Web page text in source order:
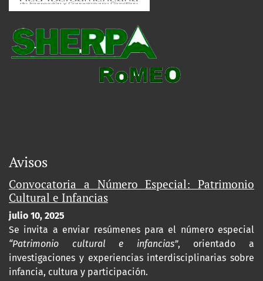
Avisos
Convocatoria a Número Especial: Patrimonio
Cultural e Infancias
julio 10, 2025
Se invita a enviar resúmenes para el número especial
“Patrimonio cultural e infancias”, orientado a
investigaciones y experiencias interdisciplinarias sobre
infancia, cultura y participación.